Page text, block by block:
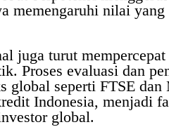
memengaruhi nilai
juga turut
Proses evaluasi dan
global seperti FTSE dan
Indonesia, menjadi
global.